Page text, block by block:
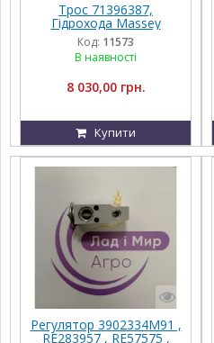
Трос 71396387,
Гідрохода Massey
Ferguson 9690
Код: 11573
В наявності
8 030,00 грн.
Купити
Регулятор 3902334M91 ,
RE283957 , RE57575 ,